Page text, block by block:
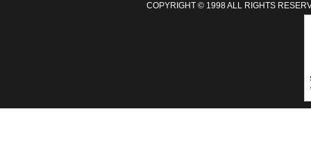
COPYRIGHT © 1998 ALL RIGHTS